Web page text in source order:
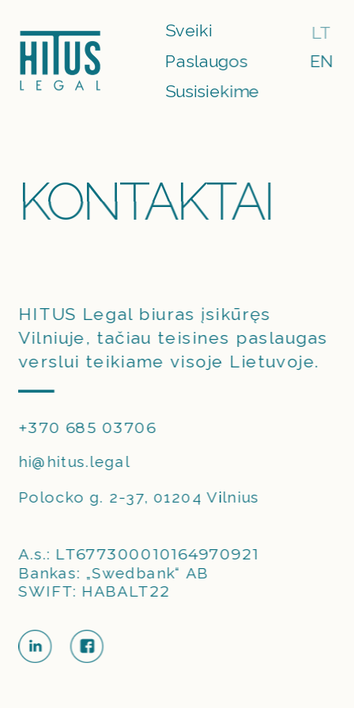
Sveiki LT
EN
Paslaugos
Susisiekime
KONTAKTAI
HITUS Legal biuras įsikūręs
Vilniuje, tačiau teisines paslaugas
verslui teikiame visoje Lietuvoje.
+370 685 03706
hi@hitus.legal
Polocko g. 2-37, 01204 Vilnius
A.s.: LT677300010164970921
Bankas: „Swedbank“ AB
SWIFT: HABALT22